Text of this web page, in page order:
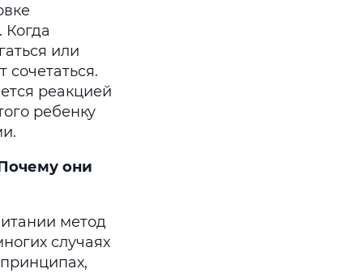
Когда
или
сочетаться.
реакцией
ребенку
они
метод
случаях